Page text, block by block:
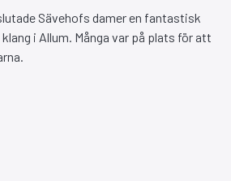
Sävehofs damer en fantastisk
i Allum. Många var på plats för att